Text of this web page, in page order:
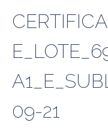
09-21